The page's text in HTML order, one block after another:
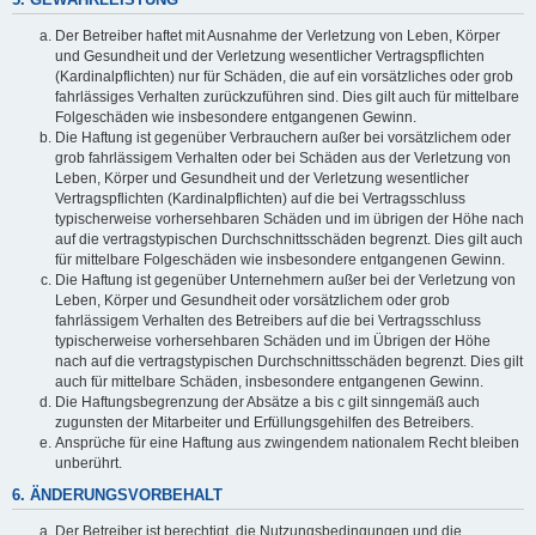
Der Betreiber haftet mit Ausnahme der Verletzung von Leben, Körper
und Gesundheit und der Verletzung wesentlicher Vertragspflichten
(Kardinalpflichten) nur für Schäden, die auf ein vorsätzliches oder grob
fahrlässiges Verhalten zurückzuführen sind. Dies gilt auch für mittelbare
Folgeschäden wie insbesondere entgangenen Gewinn.
Die Haftung ist gegenüber Verbrauchern außer bei vorsätzlichem oder
grob fahrlässigem Verhalten oder bei Schäden aus der Verletzung von
Leben, Körper und Gesundheit und der Verletzung wesentlicher
Vertragspflichten (Kardinalpflichten) auf die bei Vertragsschluss
typischerweise vorhersehbaren Schäden und im übrigen der Höhe nach
auf die vertragstypischen Durchschnittsschäden begrenzt. Dies gilt auch
für mittelbare Folgeschäden wie insbesondere entgangenen Gewinn.
Die Haftung ist gegenüber Unternehmern außer bei der Verletzung von
Leben, Körper und Gesundheit oder vorsätzlichem oder grob
fahrlässigem Verhalten des Betreibers auf die bei Vertragsschluss
typischerweise vorhersehbaren Schäden und im Übrigen der Höhe
nach auf die vertragstypischen Durchschnittsschäden begrenzt. Dies gilt
auch für mittelbare Schäden, insbesondere entgangenen Gewinn.
Die Haftungsbegrenzung der Absätze a bis c gilt sinngemäß auch
zugunsten der Mitarbeiter und Erfüllungsgehilfen des Betreibers.
Ansprüche für eine Haftung aus zwingendem nationalem Recht bleiben
unberührt.
6. ÄNDERUNGSVORBEHALT
Der Betreiber ist berechtigt, die Nutzungsbedingungen und die